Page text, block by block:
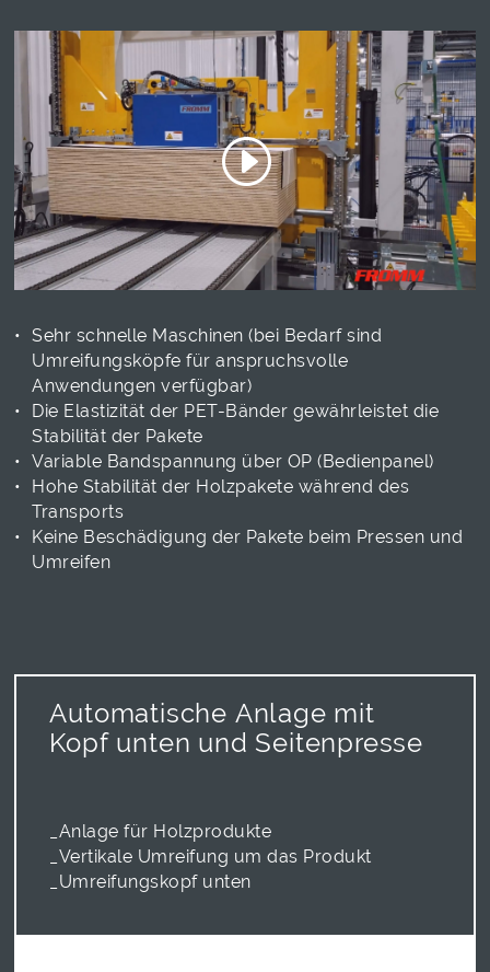
Sehr schnelle Maschinen (bei Bedarf sind
Umreifungsköpfe für anspruchsvolle
Anwendungen verfügbar)
Die Elastizität der PET-Bänder gewährleistet die
Stabilität der Pakete
Variable Bandspannung über OP (Bedienpanel)
Hohe Stabilität der Holzpakete während des
Transports
Keine Beschädigung der Pakete beim Pressen und
Umreifen
Automatische Anlage mit
Kopf unten und Seitenpresse
_Anlage für Holzprodukte
_Vertikale Umreifung um das Produkt
_Umreifungskopf unten